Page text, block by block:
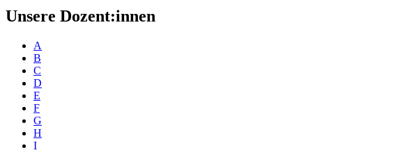
Unsere Dozent:innen
A
B
C
D
E
F
G
H
I